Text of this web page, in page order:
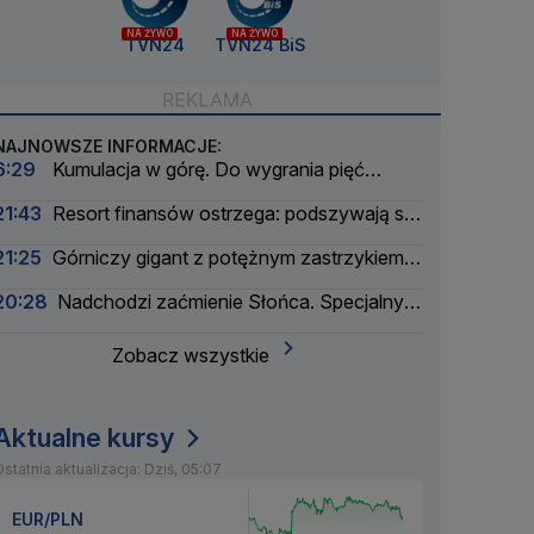
NA ŻYWO
TVN24
NA ŻYWO
TVN24 BiS
INFORMACJE:
Kumulacja w górę. Do wygrania pięć
Resort finansów ostrzega: podszywają się
Górniczy gigant z potężnym zastrzykiem
Nadchodzi zaćmienie Słońca. Specjalny
Zobacz wszystkie
kursy
aktualizacja: Dziś, 05:07
EUR/PLN